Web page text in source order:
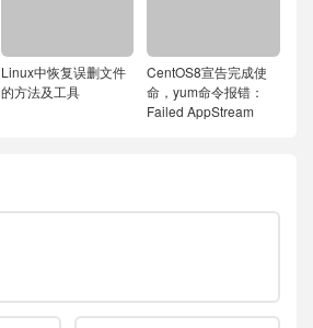
Linux中恢复误删文件
的方法及工具
CentOS8宣告完成使
命，yum命令报错：
Failed AppStream